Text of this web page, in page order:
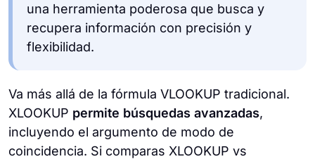
una herramienta poderosa que busca y
recupera información con precisión y
flexibilidad.
Va más allá de la fórmula VLOOKUP tradicional.
XLOOKUP permite búsquedas avanzadas,
incluyendo el argumento de modo de
coincidencia. Si comparas XLOOKUP vs